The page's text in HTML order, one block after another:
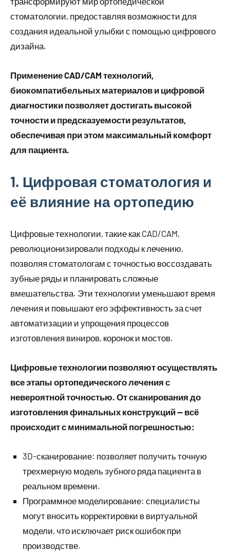
стоматологии, предоставляя возможности для
создания идеальной улыбки с помощью цифрового
дизайна.
Применение CAD/CAM технологий,
биокомпатибельных материалов и цифровой
диагностики позволяет достигать высокой
точности и предсказуемости результатов,
обеспечивая при этом максимальный комфорт
для пациента.
1. Цифровая стоматология и
её влияние на ортопедию
Цифровые технологии, такие как CAD/CAM,
революционизировали подходы к лечению,
позволяя стоматологам с точностью воссоздавать
зубные ряды и планировать сложные
вмешательства. Эти технологии уменьшают время
лечения и повышают его эффективность за счет
автоматизации и упрощения процессов
изготовления виниров, коронок и мостов.
Цифровые технологии позволяют осуществлять
все этапы ортопедического лечения с
невероятной точностью. От сканирования до
изготовления финальных конструкций — всё
происходит с минимальной погрешностью:
3D-сканирование: позволяет получить точную
трехмерную модель зубного ряда пациента в
реальном времени.
Программное моделирование: специалисты
могут вносить корректировки в виртуальной
модели, что исключает риск ошибок при
производстве.